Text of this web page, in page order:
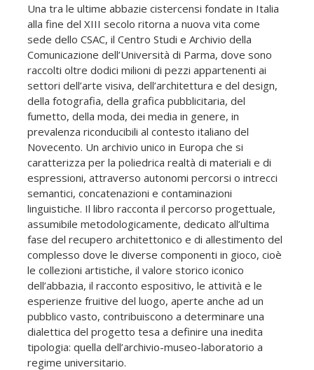
Una tra le ultime abbazie cistercensi fondate in Italia
alla fine del XIII secolo ritorna a nuova vita come
sede dello CSAC, il Centro Studi e Archivio della
Comunicazione dell’Università di Parma, dove sono
raccolti oltre dodici milioni di pezzi appartenenti ai
settori dell’arte visiva, dell’architettura e del design,
della fotografia, della grafica pubblicitaria, del
fumetto, della moda, dei media in genere, in
prevalenza riconducibili al contesto italiano del
Novecento. Un archivio unico in Europa che si
caratterizza per la poliedrica realtà di materiali e di
espressioni, attraverso autonomi percorsi o intrecci
semantici, concatenazioni e contaminazioni
linguistiche. Il libro racconta il percorso progettuale,
assumibile metodologicamente, dedicato all’ultima
fase del recupero architettonico e di allestimento del
complesso dove le diverse componenti in gioco, cioè
le collezioni artistiche, il valore storico iconico
dell’abbazia, il racconto espositivo, le attività e le
esperienze fruitive del luogo, aperte anche ad un
pubblico vasto, contribuiscono a determinare una
dialettica del progetto tesa a definire una inedita
tipologia: quella dell’archivio-museo-laboratorio a
regime universitario.